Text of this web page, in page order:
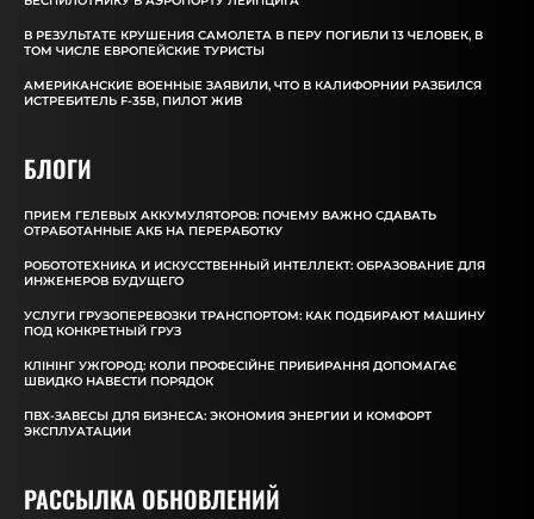
В РЕЗУЛЬТАТЕ КРУШЕНИЯ САМОЛЕТА В ПЕРУ ПОГИБЛИ 13 ЧЕЛОВЕК, В
ТОМ ЧИСЛЕ ЕВРОПЕЙСКИЕ ТУРИСТЫ
АМЕРИКАНСКИЕ ВОЕННЫЕ ЗАЯВИЛИ, ЧТО В КАЛИФОРНИИ РАЗБИЛСЯ
ИСТРЕБИТЕЛЬ F-35B, ПИЛОТ ЖИВ
БЛОГИ
ПРИЕМ ГЕЛЕВЫХ АККУМУЛЯТОРОВ: ПОЧЕМУ ВАЖНО СДАВАТЬ
ОТРАБОТАННЫЕ АКБ НА ПЕРЕРАБОТКУ
РОБОТОТЕХНИКА И ИСКУССТВЕННЫЙ ИНТЕЛЛЕКТ: ОБРАЗОВАНИЕ ДЛЯ
ИНЖЕНЕРОВ БУДУЩЕГО
УСЛУГИ ГРУЗОПЕРЕВОЗКИ ТРАНСПОРТОМ: КАК ПОДБИРАЮТ МАШИНУ
ПОД КОНКРЕТНЫЙ ГРУЗ
КЛІНІНГ УЖГОРОД: КОЛИ ПРОФЕСІЙНЕ ПРИБИРАННЯ ДОПОМАГАЄ
ШВИДКО НАВЕСТИ ПОРЯДОК
ПВХ-ЗАВЕСЫ ДЛЯ БИЗНЕСА: ЭКОНОМИЯ ЭНЕРГИИ И КОМФОРТ
ЭКСПЛУАТАЦИИ
РАССЫЛКА ОБНОВЛЕНИЙ